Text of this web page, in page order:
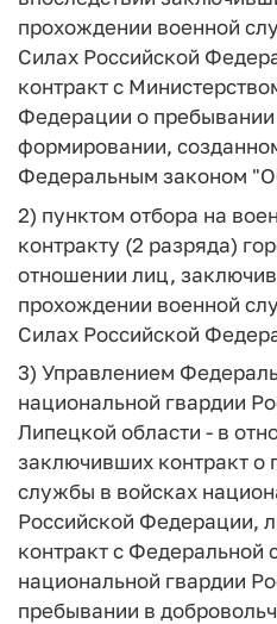
прохождении военной
Силах Российской
контракт с
Федерации о
формировании,
Федеральным законом
2) пунктом отбора на
контракту (2 разряда)
отношении лиц,
прохождении военной
Силах Российской
3) Управлением
национальной гвардии
Липецкой области - в
заключивших контракт о
службы в войсках
Российской Федерации,
контракт с Федеральной
национальной гвардии
пребывании в